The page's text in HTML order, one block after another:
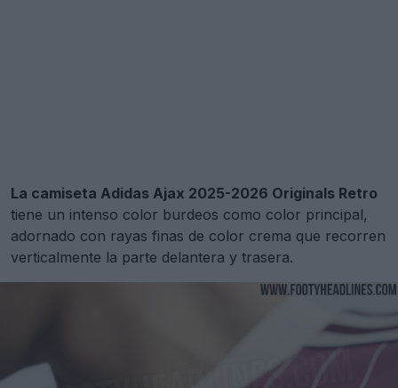
La camiseta Adidas Ajax 2025-2026 Originals Retro
tiene un intenso color burdeos como color principal,
adornado con rayas finas de color crema que recorren
verticalmente la parte delantera y trasera.